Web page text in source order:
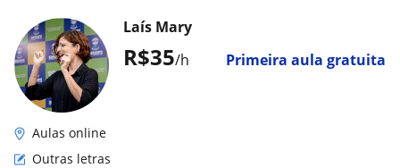
R$35/h Primeira aula gratuita
Laís Mary
Aulas online
Outras letras